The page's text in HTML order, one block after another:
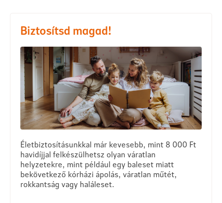
Biztosítsd magad!
Életbiztosításunkkal már kevesebb, mint 8 000 Ft
havidíjjal felkészülhetsz olyan váratlan
helyzetekre, mint például egy baleset miatt
bekövetkező kórházi ápolás, váratlan műtét,
rokkantság vagy haláleset.